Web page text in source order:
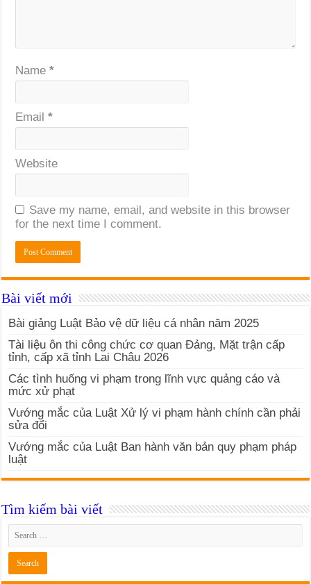
Name*
Email*
Website
Save my name, email, and website in this browser
for the next time I comment.
Bài viết mới
Bài giảng Luật Bảo vệ dữ liệu cá nhân năm 2025
Tài liệu ôn thi công chức cơ quan Đảng, Mặt trận cấp
tỉnh, cấp xã tỉnh Lai Châu 2026
Các tình huống vi phạm trong lĩnh vực quảng cáo và
mức xử phạt
Vướng mắc của Luật Xử lý vi phạm hành chính cần phải
sửa đổi
Vướng mắc của Luật Ban hành văn bản quy phạm pháp
luật
Tìm kiếm bài viết